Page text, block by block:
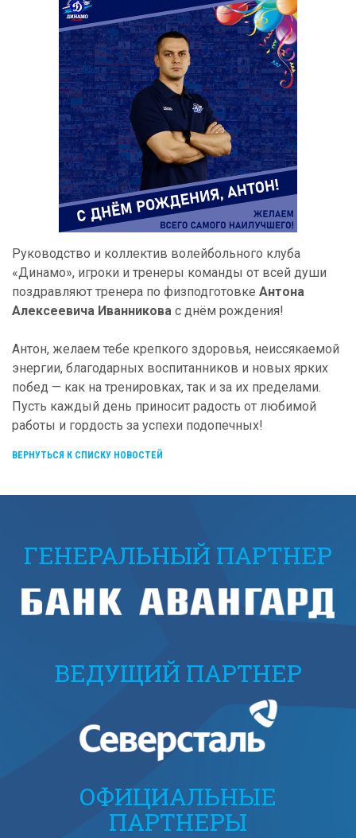
Руководство и коллектив волейбольного клуба
«Динамо», игроки и тренеры команды от всей души
поздравляют тренера по физподготовке Антона
Алексеевича Иванникова с днём рождения!
Антон, желаем тебе крепкого здоровья, неиссякаемой
энергии, благодарных воспитанников и новых ярких
побед — как на тренировках, так и за их пределами.
Пусть каждый день приносит радость от любимой
работы и гордость за успехи подопечных!
ВЕРНУТЬСЯ К СПИСКУ НОВОСТЕЙ
ГЕНЕРАЛЬНЫЙ ПАРТНЕР
ВЕДУЩИЙ ПАРТНЕР
ОФИЦИАЛЬНЫЕ
ПАРТНЕРЫ